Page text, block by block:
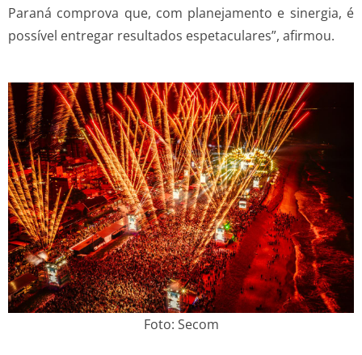
Paraná comprova que, com planejamento e sinergia, é
possível entregar resultados espetaculares”, afirmou.
Foto: Secom